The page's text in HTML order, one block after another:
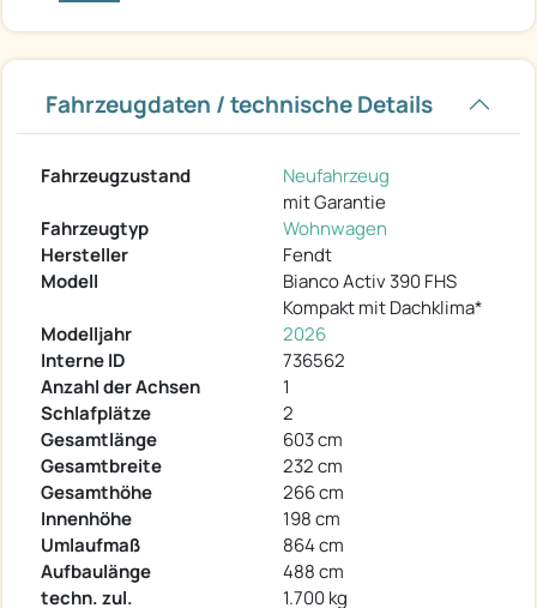
Fahrzeugdaten / technische Details
Fahrzeugzustand
Neufahrzeug
mit Garantie
Fahrzeugtyp
Wohnwagen
Hersteller
Fendt
Modell
Bianco Activ 390 FHS
Kompakt mit Dachklima*
Modelljahr
2026
Interne ID
736562
Anzahl der Achsen
1
Schlafplätze
2
Gesamtlänge
603 cm
Gesamtbreite
232 cm
Gesamthöhe
266 cm
Innenhöhe
198 cm
Umlaufmaß
864 cm
Aufbaulänge
488 cm
techn. zul.
1.700 kg